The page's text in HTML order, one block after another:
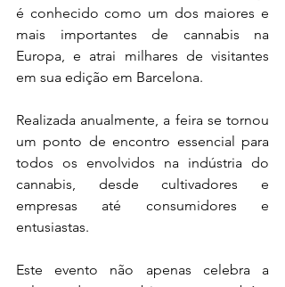
é conhecido como um dos maiores e
mais importantes de cannabis na
Europa, e atrai milhares de visitantes
em sua edição em Barcelona.
Realizada anualmente, a feira se tornou
um ponto de encontro essencial para
todos os envolvidos na indústria do
cannabis, desde cultivadores e
empresas até consumidores e
entusiastas.
Este evento não apenas celebra a